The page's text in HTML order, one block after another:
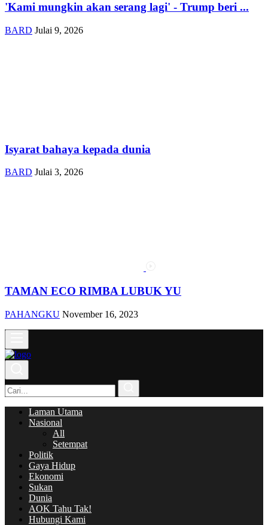
'Kami mungkin akan serang lagi' - Trump beri ...
BARD Julai 9, 2026
Isyarat bahaya kepada dunia
BARD Julai 3, 2026
TAMAN ECO RIMBA LUBUK YU
PAHANGKU November 16, 2023
Laman Utama
Nasional
All
Setempat
Politik
Gaya Hidup
Ekonomi
Sukan
Dunia
AOK Tahu Tak!
Hubungi Kami